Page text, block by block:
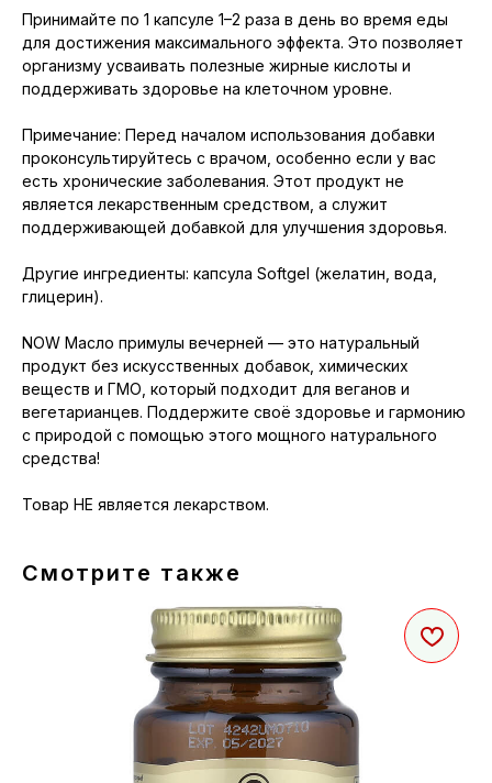
Принимайте по 1 капсуле 1–2 раза в день во время еды
для достижения максимального эффекта. Это позволяет
организму усваивать полезные жирные кислоты и
поддерживать здоровье на клеточном уровне.
Примечание: Перед началом использования добавки
проконсультируйтесь с врачом, особенно если у вас
есть хронические заболевания. Этот продукт не
является лекарственным средством, а служит
поддерживающей добавкой для улучшения здоровья.
Другие ингредиенты: капсула Softgel (желатин, вода,
глицерин).
NOW Масло примулы вечерней — это натуральный
продукт без искусственных добавок, химических
веществ и ГМО, который подходит для веганов и
вегетарианцев. Поддержите своё здоровье и гармонию
с природой с помощью этого мощного натурального
средства!
Товар НЕ является лекарством.
Смотрите также